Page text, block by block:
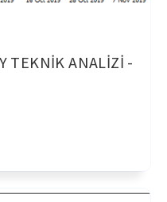
TEKNİK ANALİZİ -